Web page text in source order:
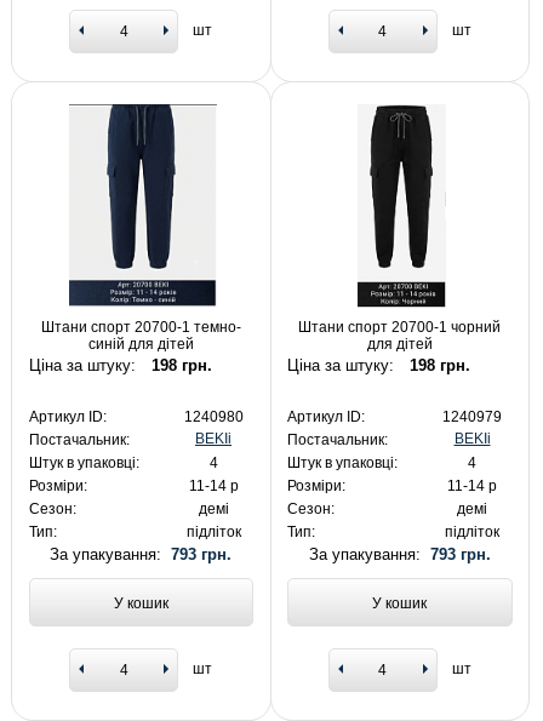
шт шт
Штани спорт 20700-1 темно-
синій для дітей
Ціна за штуку: 198 грн.
Артикул ID:
1240980
Постачальник:
BEKIi
Штук в упаковці:
4
Розміри:
11-14 р
Сезон:
демі
Тип:
підліток
За упакування:793 грн.
У кошик
шт
Штани спорт 20700-1 чорний
для дітей
Ціна за штуку: 198 грн.
Артикул ID:
1240979
Постачальник:
BEKIi
Штук в упаковці:
4
Розміри:
11-14 р
Сезон:
демі
Тип:
підліток
За упакування: 793 грн.
У кошик
шт